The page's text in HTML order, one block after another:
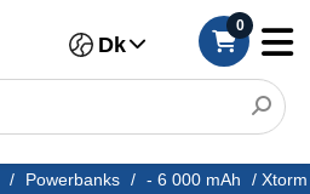
Dk
0
/ Powerbanks / - 6 000 mAh / Xtorm